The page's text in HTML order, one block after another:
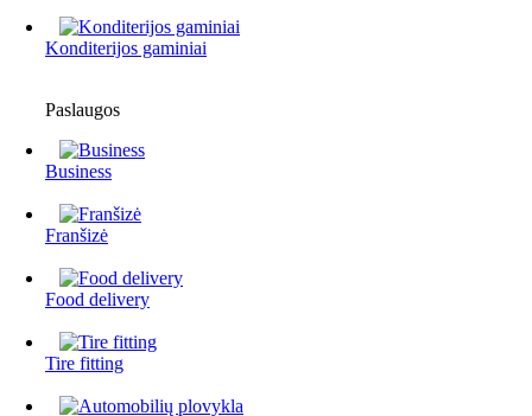
Konditerijos gaminiai
Paslaugos
Business
Franšizė
Food delivery
Tire fitting